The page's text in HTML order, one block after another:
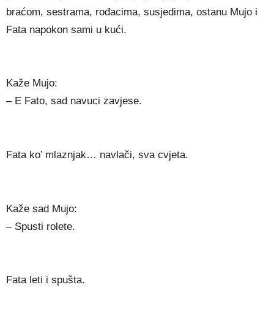
braćom, sestrama, rođacima, susjedima, ostanu Mujo i
Fata napokon sami u kući.
Kaže Mujo:
– E Fato, sad navuci zavjese.
Fata ko’ mlaznjak… navlači, sva cvjeta.
Kaže sad Mujo:
– Spusti rolete.
Fata leti i spušta.